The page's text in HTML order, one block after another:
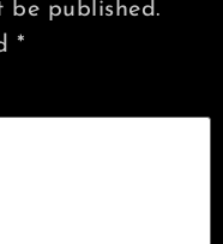
be published.
*